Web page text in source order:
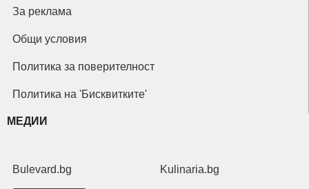
За реклама
Общи условия
Политика за поверителност
Политика на 'Бисквитките'
МЕДИИ
Bulevard.bg Kulinaria.bg